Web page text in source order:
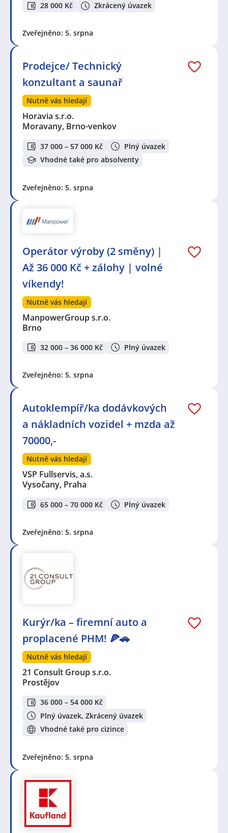
28 000 Kč Zkrácený úvazek
Zveřejněno: 5. srpna
Prodejce/ Technický
konzultant a saunař
Nutně vás hledají
Horavia s.r.o.
Moravany, Brno-venkov
37 000 – 57 000 Kč
Plný úvazek
Vhodné také pro absolventy
Zveřejněno: 5. srpna
Operátor výroby (2 směny) |
Až 36 000 Kč + zálohy | volné
víkendy!
Nutně vás hledají
ManpowerGroup s.r.o.
Brno
32 000 – 36 000 Kč Plný úvazek
Zveřejněno: 5. srpna
Autoklempíř/ka dodávkových
a nákladních vozidel + mzda až
70000,-
Nutně vás hledají
VSP Fullservis, a.s.
Vysočany, Praha
65 000 – 70 000 Kč Plný úvazek
Zveřejněno: 5. srpna
Kurýr/ka – firemní auto a
proplacené PHM! 🍕🚗
Nutně vás hledají
21 Consult Group s.r.o.
Prostějov
36 000 – 54 000 Kč
Plný úvazek, Zkrácený úvazek
Vhodné také pro cizince
Zveřejněno: 5. srpna